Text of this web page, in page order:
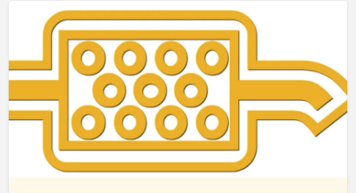
Servicio
Profesional
Limpieza
de
Filtro
Partículas
en